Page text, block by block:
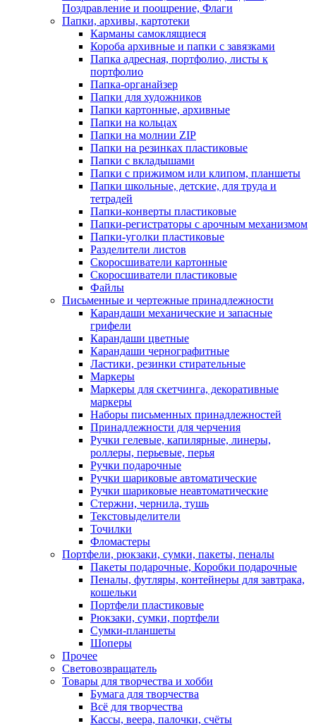
Поздравление и поощрение, Флаги
Папки, архивы, картотеки
Карманы самоклящиеся
Короба архивные и папки с завязками
Папка адресная, портфолио, листы к
портфолио
Папка-органайзер
Папки для художников
Папки картонные, архивные
Папки на кольцах
Папки на молнии ZIP
Папки на резинках пластиковые
Папки с вкладышами
Папки с прижимом или клипом, планшеты
Папки школьные, детские, для труда и
тетрадей
Папки-конверты пластиковые
Папки-регистраторы с арочным механизмом
Папки-уголки пластиковые
Разделители листов
Скоросшиватели картонные
Скоросшиватели пластиковые
Файлы
Письменные и чертежные принадлежности
Карандаши механические и запасные
грифели
Карандаши цветные
Карандаши чернографитные
Ластики, резинки стирательные
Маркеры
Маркеры для скетчинга, декоративные
маркеры
Наборы письменных принадлежностей
Принадлежности для черчения
Ручки гелевые, капилярные, линеры,
роллеры, перьевые, перья
Ручки подарочные
Ручки шариковые автоматические
Ручки шариковые неавтоматические
Стержни, чернила, тушь
Текстовыделители
Точилки
Фломастеры
Портфели, рюкзаки, сумки, пакеты, пеналы
Пакеты подарочные, Коробки подарочные
Пеналы, футляры, контейнеры для завтрака,
кошельки
Портфели пластиковые
Рюкзаки, сумки, портфели
Сумки-планшеты
Шоперы
Прочее
Световозвращатель
Товары для творчества и хобби
Бумага для творчества
Всё для творчества
Кассы, веера, палочки, счёты